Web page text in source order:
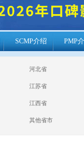
SCMP介绍 PMP
河北省
江苏省
江西省
其他省市